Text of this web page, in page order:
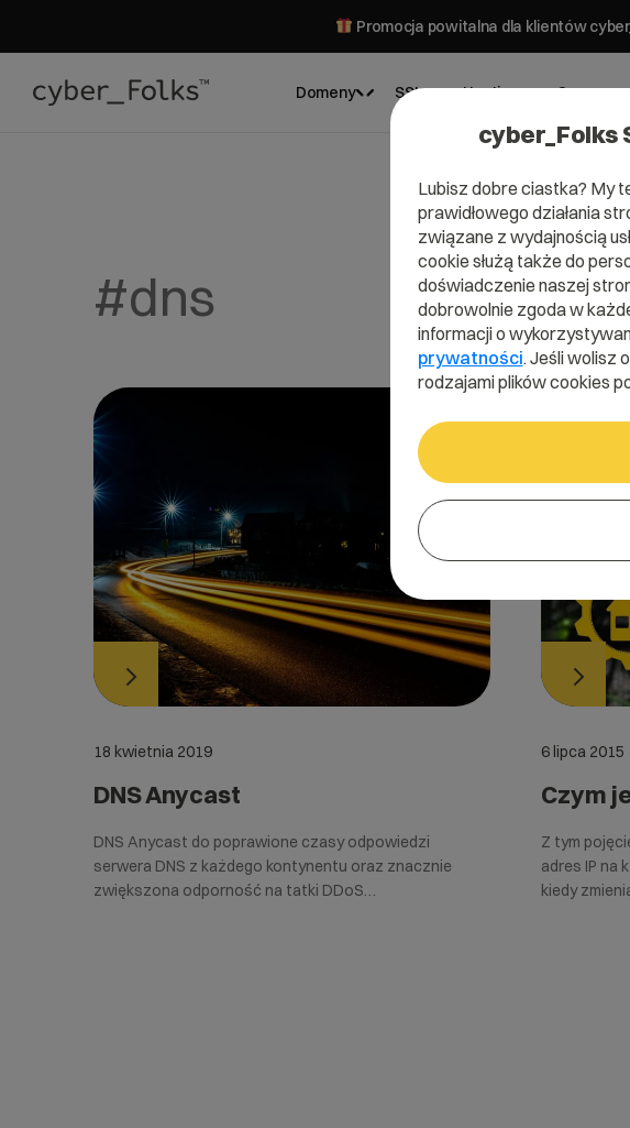
Promocja powitalna dla klientów
Domeny SSL Hosting Serwery
#dns
18 kwietnia 2019
DNS Anycast
DNS Anycast do poprawione czasy odpowiedzi
serwera DNS z każdego kontynentu oraz znacznie
zwiększona odporność na tatki DDoS…
6 lipca 2015
Czym
Z tym
adres IP na
kiedy
cyber_Folks
Lubisz dobre ciastka? My
prawidłowego działania
związane z wydajnością
cookie służą także do
doświadczenie naszej
dobrowolnie zgoda w
informacji o
prywatności. Jeśli wolisz
rodzajami plików cookies